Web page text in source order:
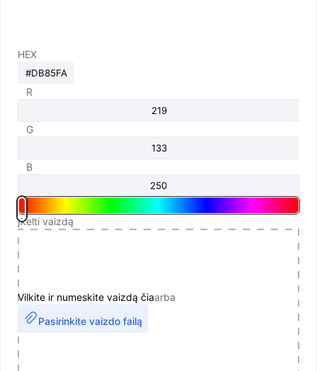
HEX
R
G
B
Įkelti vaizdą
Vilkite ir numeskite vaizdą čiaarba
Pasirinkite vaizdo failą